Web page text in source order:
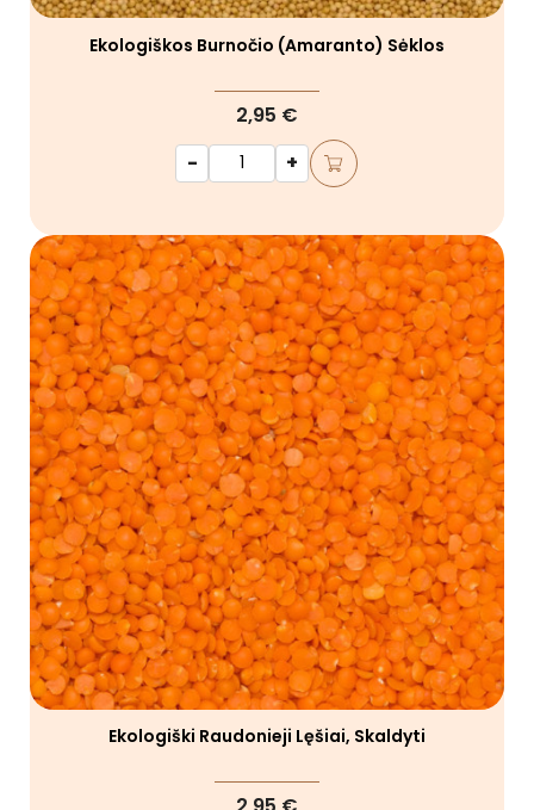
Ekologiškos Burnočio (amaranto) Sėklos
2,95 €
-
+
Ekologiški Raudonieji Lęšiai, Skaldyti